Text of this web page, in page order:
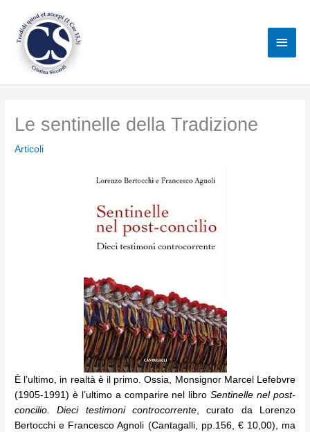
contenuto
Le sentinelle della Tradizione
Articoli
È l’ultimo, in realtà è il primo. Ossia, Monsignor Marcel Lefebvre
(1905-1991) è l’ultimo a comparire nel libroSentinelle nel post-
concilio. Dieci testimoni controcorrente, curato da Lorenzo
Bertocchi e Francesco Agnoli (Cantagalli, pp.156, € 10,00), ma